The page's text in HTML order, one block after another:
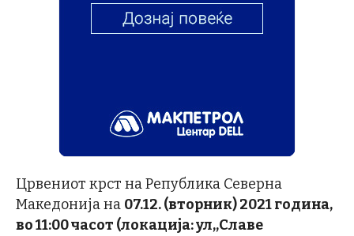
Црвениот крст на Република Северна
Македонија на 07.12. (вторник) 2021 година,
во 11:00 часот (локација: ул,,Славе